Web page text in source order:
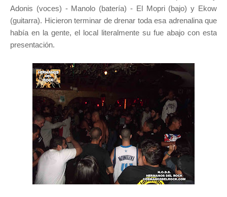
Adonis (voces) - Manolo (batería) - El Mopri (bajo) y Ekow
(guitarra). Hicieron terminar de drenar toda esa adrenalina que
había en la gente, el local literalmente su fue abajo con esta
presentación.